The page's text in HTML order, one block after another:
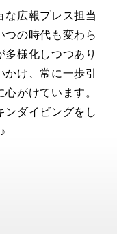
な広報プレス担当
つの時代も変わら
様化しつつあり
け、常に一歩引
がけています。
ンダイビングをし